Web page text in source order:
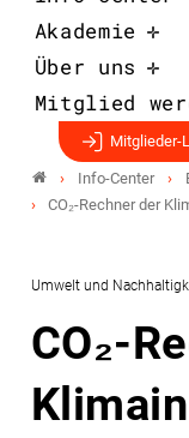
Akademie
Über uns
Mitglied
Mitglieder-
Info-Center
CO₂-Rechner der
Umwelt und
CO₂-